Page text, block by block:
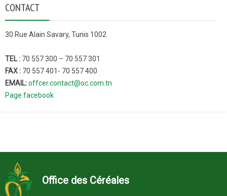
CONTACT
30 Rue Alain Savary, Tunis 1002
TEL : 70 557 300 – 70 557 301
FAX : 70 557 401- 70 557 400
EMAIL:offcer.contact@oc.com.tn
Page facebook
Office des Céréales